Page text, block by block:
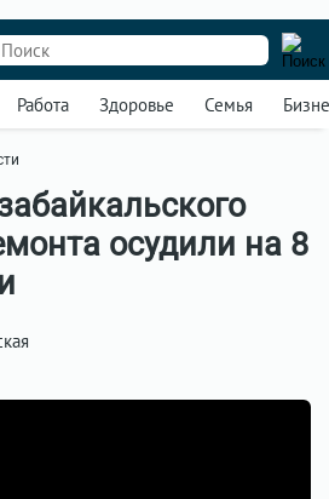
Работа Здоровье Семья
осудили на 8